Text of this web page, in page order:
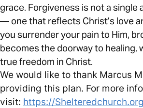
grace. Forgiveness is not a single
— one that reflects Christ’s love
you surrender your pain to Him,
becomes the doorway to healing,
true freedom in Christ.
We would like to thank Marcus
providing this plan. For more
visit: https://